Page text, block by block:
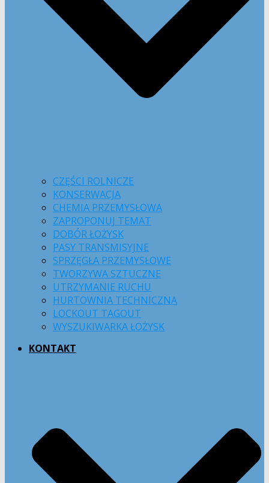
CZĘŚCI ROLNICZE
KONSERWACJA
CHEMIA PRZEMYSŁOWA
ZAPROPONUJ TEMAT
DOBÓR ŁOŻYSK
PASY TRANSMISYJNE
SPRZĘGŁA PRZEMYSŁOWE
TWORZYWA SZTUCZNE
UTRZYMANIE RUCHU
HURTOWNIA TECHNICZNA
LOCKOUT TAGOUT
WYSZUKIWARKA ŁOŻYSK
KONTAKT